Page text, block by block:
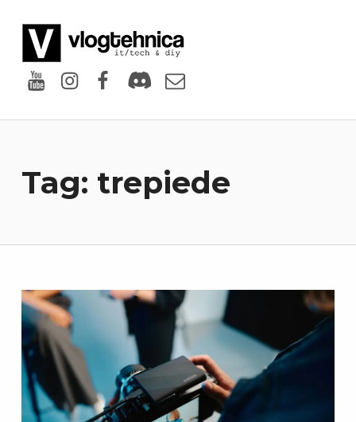
YoutubeInstagram
Facebook
DiscordEmail
Tag: trepiede